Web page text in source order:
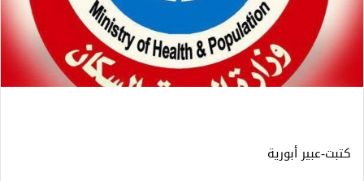
كتبت-عبير أبورية